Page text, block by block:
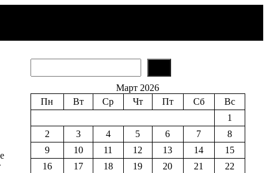
e
r
Март 2026
Пн
Вт Ср Чт Пт Сб
Вс
1
2
3 4 5 6 7
8
9
10 11 12 13 14
15
16
17 18 19 20 21
22